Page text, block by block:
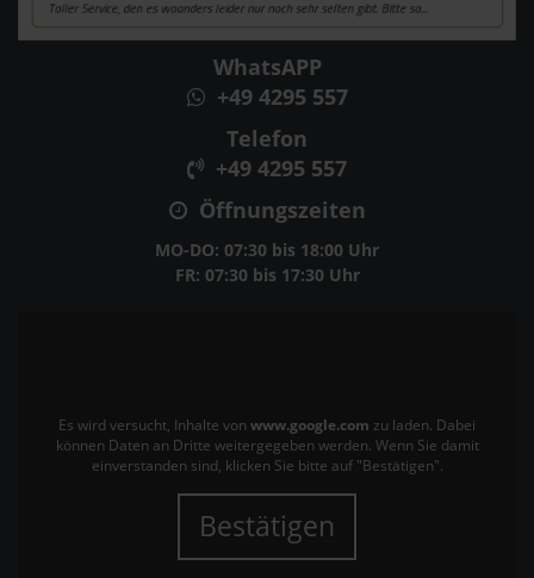
WhatsAPP
+49 4295 557
Telefon
+49 4295 557
Öffnungszeiten
MO-DO: 07:30 bis 18:00 Uhr
FR: 07:30 bis 17:30 Uhr
Es wird versucht, Inhalte von www.google.com zu laden. Dabei
können Daten an Dritte weitergegeben werden. Wenn Sie damit
einverstanden sind, klicken Sie bitte auf "Bestätigen".
Bestätigen